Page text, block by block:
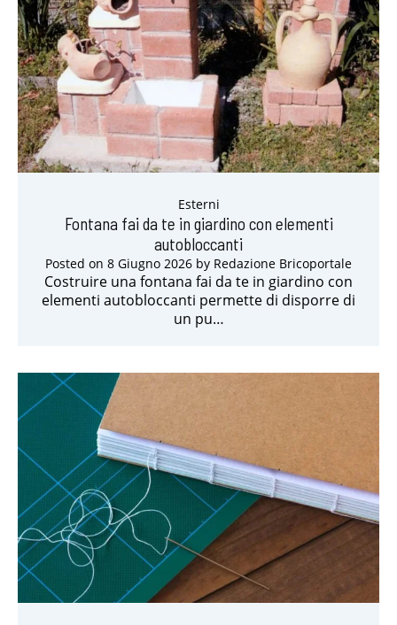
Esterni
Fontana fai da te in giardino con elementi
autobloccanti
Posted on 8 Giugno 2026 by Redazione Bricoportale
Costruire una fontana fai da te in giardino con
elementi autobloccanti permette di disporre di
un pu…